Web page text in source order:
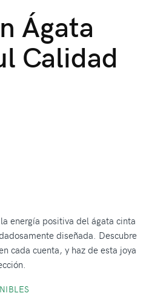
Ágata
Calidad
energía positiva del ágata cinta
diseñada. Descubre
cada cuenta, y haz de esta joya